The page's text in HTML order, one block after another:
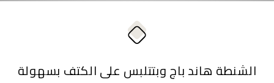
الشنطة هاند باج وبتتلبس على الكتف بسهولة